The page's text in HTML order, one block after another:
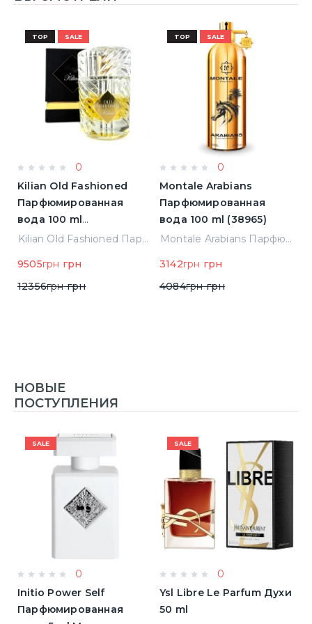
TOP SALE
0
Kilian Old Fashioned
Парфюмированная
вода 100 ml
(3700550240723)
Kilian Old Fashioned Парфюмированная вода 100 ml (3700550240723)
9505грн грн
12356грнгрн
TOP SALE
0
Montale Arabians
Парфюмированная
вода 100 ml (38965)
Montale Arabians Парфюмированная вода 100 ml (38965)
3142грн грн
4084грнгрн
НОВЫЕ
ПОСТУПЛЕНИЯ
SALE
0
Initio Power Self
Парфюмированная
SALE
0
Ysl Libre Le Parfum Духи
50 ml